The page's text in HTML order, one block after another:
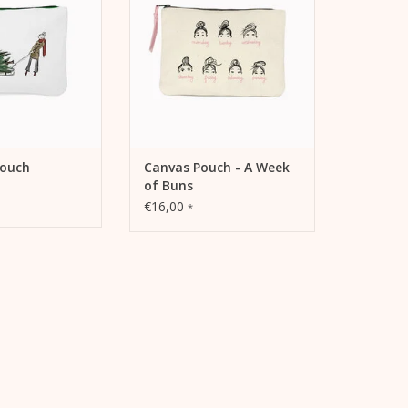
Canvas Pochette.
Schminkbeutel, Federmäppchen
oder Reise Pochette.
ZUM WARENKORB HINZUFÜGEN
Canvas Pouch - A Week
of Buns
€16,00 *